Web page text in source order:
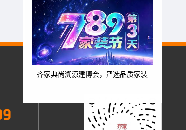
齐家典尚溯源建博会，严选品质家装
关注我们